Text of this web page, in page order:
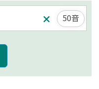
50音